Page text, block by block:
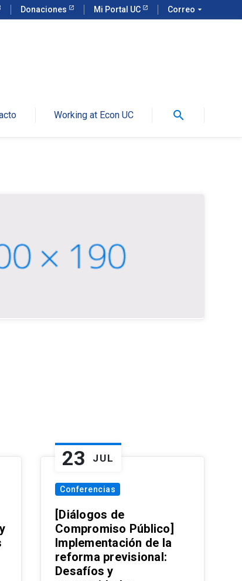
Donaciones Mi Portal UC Correo arrow_drop_down
Working at Econ UC search
23 JUL
Conferencias
[Diálogos de
Compromiso Público]
Implementación de la
reforma previsional:
Desafíos y